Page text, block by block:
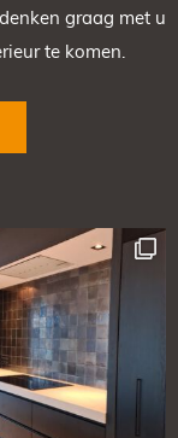
graag met u
te komen.